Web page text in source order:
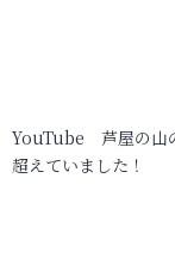
YouTube 芦屋の山
超えていました！